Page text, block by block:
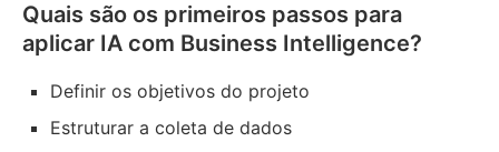
Quais são os primeiros passos para
aplicar IA com Business Intelligence?
Definir os objetivos do projeto
Estruturar a coleta de dados